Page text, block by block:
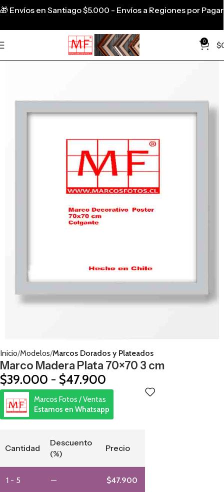
0 $
Inicio Modelos Marcos Dorados y Plateados
Marco Madera Plata 70×70 3 cm
$39.000 - $47.900
Marcos Fotos / Ventas
Estamos en Whatsapp
Cantidad
Descuento
(%)
Precio
1 - 5 — $47.900
🎁 Envíos en Santiago $5.000 - Envíos a Regiones por Pagar